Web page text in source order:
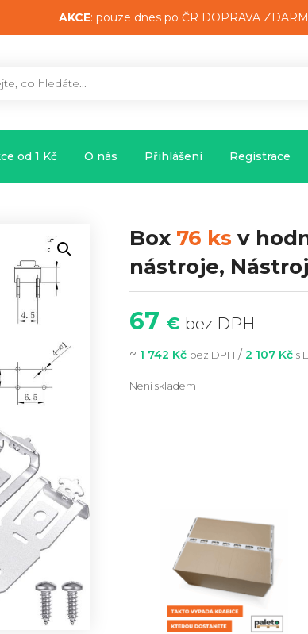
AKCE: pouze dnes po ČR DOPRAVA
od 1 Kč O nás Přihlášení Registrace
Box 76 ks v
nástroje,
67 € bez DPH
~ 1 742 Kč bez DPH / 2 107 Kč s
Není skladem